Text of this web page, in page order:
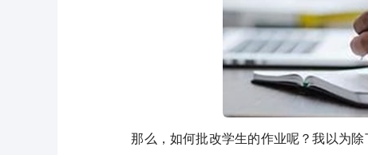
那么，如何批改学生的作业呢？我以为除